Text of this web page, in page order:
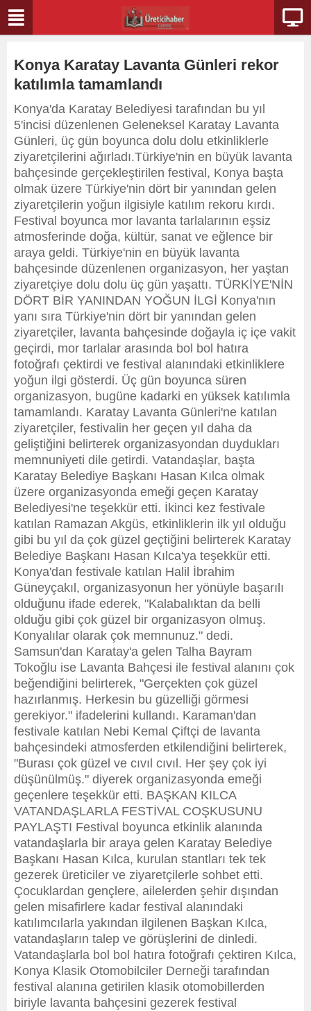
Konya Karatay Lavanta Günleri rekor
katılımla tamamlandı
Konya'da Karatay Belediyesi tarafından bu yıl
5'incisi düzenlenen Geleneksel Karatay Lavanta
Günleri, üç gün boyunca dolu dolu etkinliklerle
ziyaretçilerini ağırladı.Türkiye'nin en büyük lavanta
bahçesinde gerçekleştirilen festival, Konya başta
olmak üzere Türkiye'nin dört bir yanından gelen
ziyaretçilerin yoğun ilgisiyle katılım rekoru kırdı.
Festival boyunca mor lavanta tarlalarının eşsiz
atmosferinde doğa, kültür, sanat ve eğlence bir
araya geldi. Türkiye'nin en büyük lavanta
bahçesinde düzenlenen organizasyon, her yaştan
ziyaretçiye dolu dolu üç gün yaşattı. TÜRKİYE'NİN
DÖRT BİR YANINDAN YOĞUN İLGİ Konya'nın
yanı sıra Türkiye'nin dört bir yanından gelen
ziyaretçiler, lavanta bahçesinde doğayla iç içe vakit
geçirdi, mor tarlalar arasında bol bol hatıra
fotoğrafı çektirdi ve festival alanındaki etkinliklere
yoğun ilgi gösterdi. Üç gün boyunca süren
organizasyon, bugüne kadarki en yüksek katılımla
tamamlandı. Karatay Lavanta Günleri'ne katılan
ziyaretçiler, festivalin her geçen yıl daha da
geliştiğini belirterek organizasyondan duydukları
memnuniyeti dile getirdi. Vatandaşlar, başta
Karatay Belediye Başkanı Hasan Kılca olmak
üzere organizasyonda emeği geçen Karatay
Belediyesi'ne teşekkür etti. İkinci kez festivale
katılan Ramazan Akgüs, etkinliklerin ilk yıl olduğu
gibi bu yıl da çok güzel geçtiğini belirterek Karatay
Belediye Başkanı Hasan Kılca'ya teşekkür etti.
Konya'dan festivale katılan Halil İbrahim
Güneyçakıl, organizasyonun her yönüyle başarılı
olduğunu ifade ederek, "Kalabalıktan da belli
olduğu gibi çok güzel bir organizasyon olmuş.
Konyalılar olarak çok memnunuz." dedi.
Samsun'dan Karatay'a gelen Talha Bayram
Tokoğlu ise Lavanta Bahçesi ile festival alanını çok
beğendiğini belirterek, "Gerçekten çok güzel
hazırlanmış. Herkesin bu güzelliği görmesi
gerekiyor." ifadelerini kullandı. Karaman'dan
festivale katılan Nebi Kemal Çiftçi de lavanta
bahçesindeki atmosferden etkilendiğini belirterek,
"Burası çok güzel ve cıvıl cıvıl. Her şey çok iyi
düşünülmüş." diyerek organizasyonda emeği
geçenlere teşekkür etti. BAŞKAN KILCA
VATANDAŞLARLA FESTİVAL COŞKUSUNU
PAYLAŞTI Festival boyunca etkinlik alanında
vatandaşlarla bir araya gelen Karatay Belediye
Başkanı Hasan Kılca, kurulan stantları tek tek
gezerek üreticiler ve ziyaretçilerle sohbet etti.
Çocuklardan gençlere, ailelerden şehir dışından
gelen misafirlere kadar festival alanındaki
katılımcılarla yakından ilgilenen Başkan Kılca,
vatandaşların talep ve görüşlerini de dinledi.
Vatandaşlarla bol bol hatıra fotoğrafı çektiren Kılca,
Konya Klasik Otomobilciler Derneği tarafından
festival alanına getirilen klasik otomobillerden
biriyle lavanta bahçesini gezerek festival